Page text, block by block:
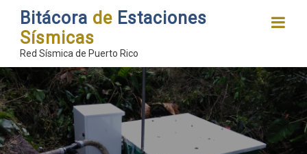
Bitácora de Estaciones
Sísmicas
Red Sísmica de Puerto Rico